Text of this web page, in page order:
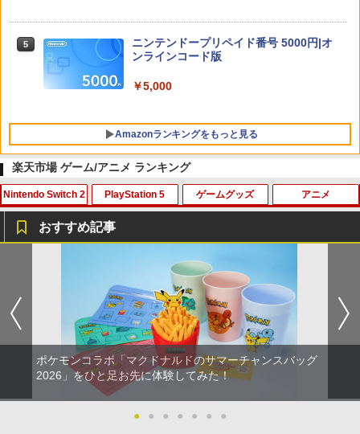
5
ニンテンドープリペイド番号 5000円|オ
ンラインコード版
￥5,000
Amazonランキングをもっと見る
1
PlayStation 5 デジタル・エディション
￥55,000
Beast of Reincarnation -PS5 【特典】
プロダクトコード 封入
￥7,286
1
Xbox プリペイドカード 10,000円 デジ
￥10,000
Xbox プリペイドカード 1,000円 デジタ
ルコード 【旧 Xbox ギフトカード】 [オ
ンラインコード]
￥1,000
1
劇場版「鬼滅の刃」無限城編 第一章 猗
劇場版「鬼滅の刃」無限城編 第一章 猗
窩座再来 通常版 [DVD]
￥3,523
楽天市場 ゲーム/アニメ ランキング
Nintendo Switch 2
任天堂 【Switch2】スプラトゥーン レイ
ダース [BEE-P-AADLA NSW2 スプラト
ゥ-ン レイダ-ス]
￥6,740
【特典】Nintendo Switch 2 ファイナル
エニックス]【送料無料】《10月予約》
PlayStation 5
【大容量】SILENT HILL f PS5対応 LIP1
708 互換 バッテリー【PSE基準検品】ワ
イヤレスコントローラー SONY対応 ロワ
ジャパン アストロボット Destiny 2
￥1,780
品】明末: ウツロノハネ PS5 ソフト 【ポ
スト投函】 ※特典付属なし ※セール品
ゲームグッズ
【中古】とびだせ どうぶつの森
￥725
【中古】SIMPLE DSシリーズ Vol.30 TH
E テーブルゲーム
￥843
アニメ
【中古】【未使用品】トイ・ストーリー
3 [純正ブルーレイ＋純正ケース]
￥2,480
仮面ライダー555 THE MOVIE コンプリ
ートBlu-ray [Blu-ray]
￥6,822
おすすめ記事
ポケモンコラボ「マクドナルドのサマーチャンスバッグ
2026」をひと足お先に体験してみた！
● ● ● ● ● ● ●